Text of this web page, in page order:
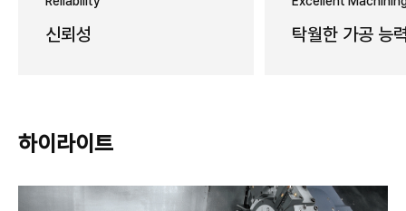
신뢰성 탁월한 가공 능
하이라이트